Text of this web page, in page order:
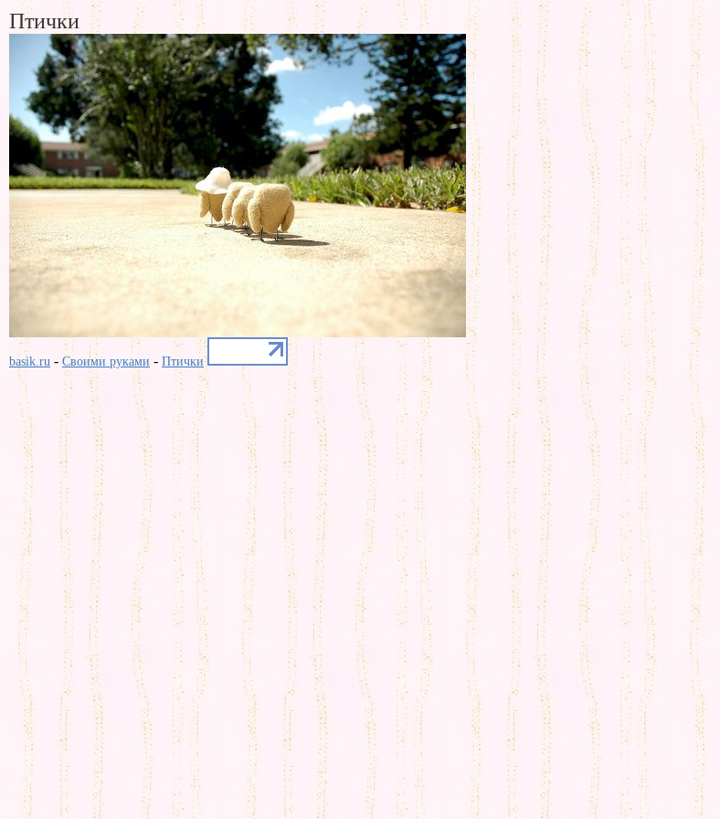
Птички
basik.ru - Своими руками - Птички